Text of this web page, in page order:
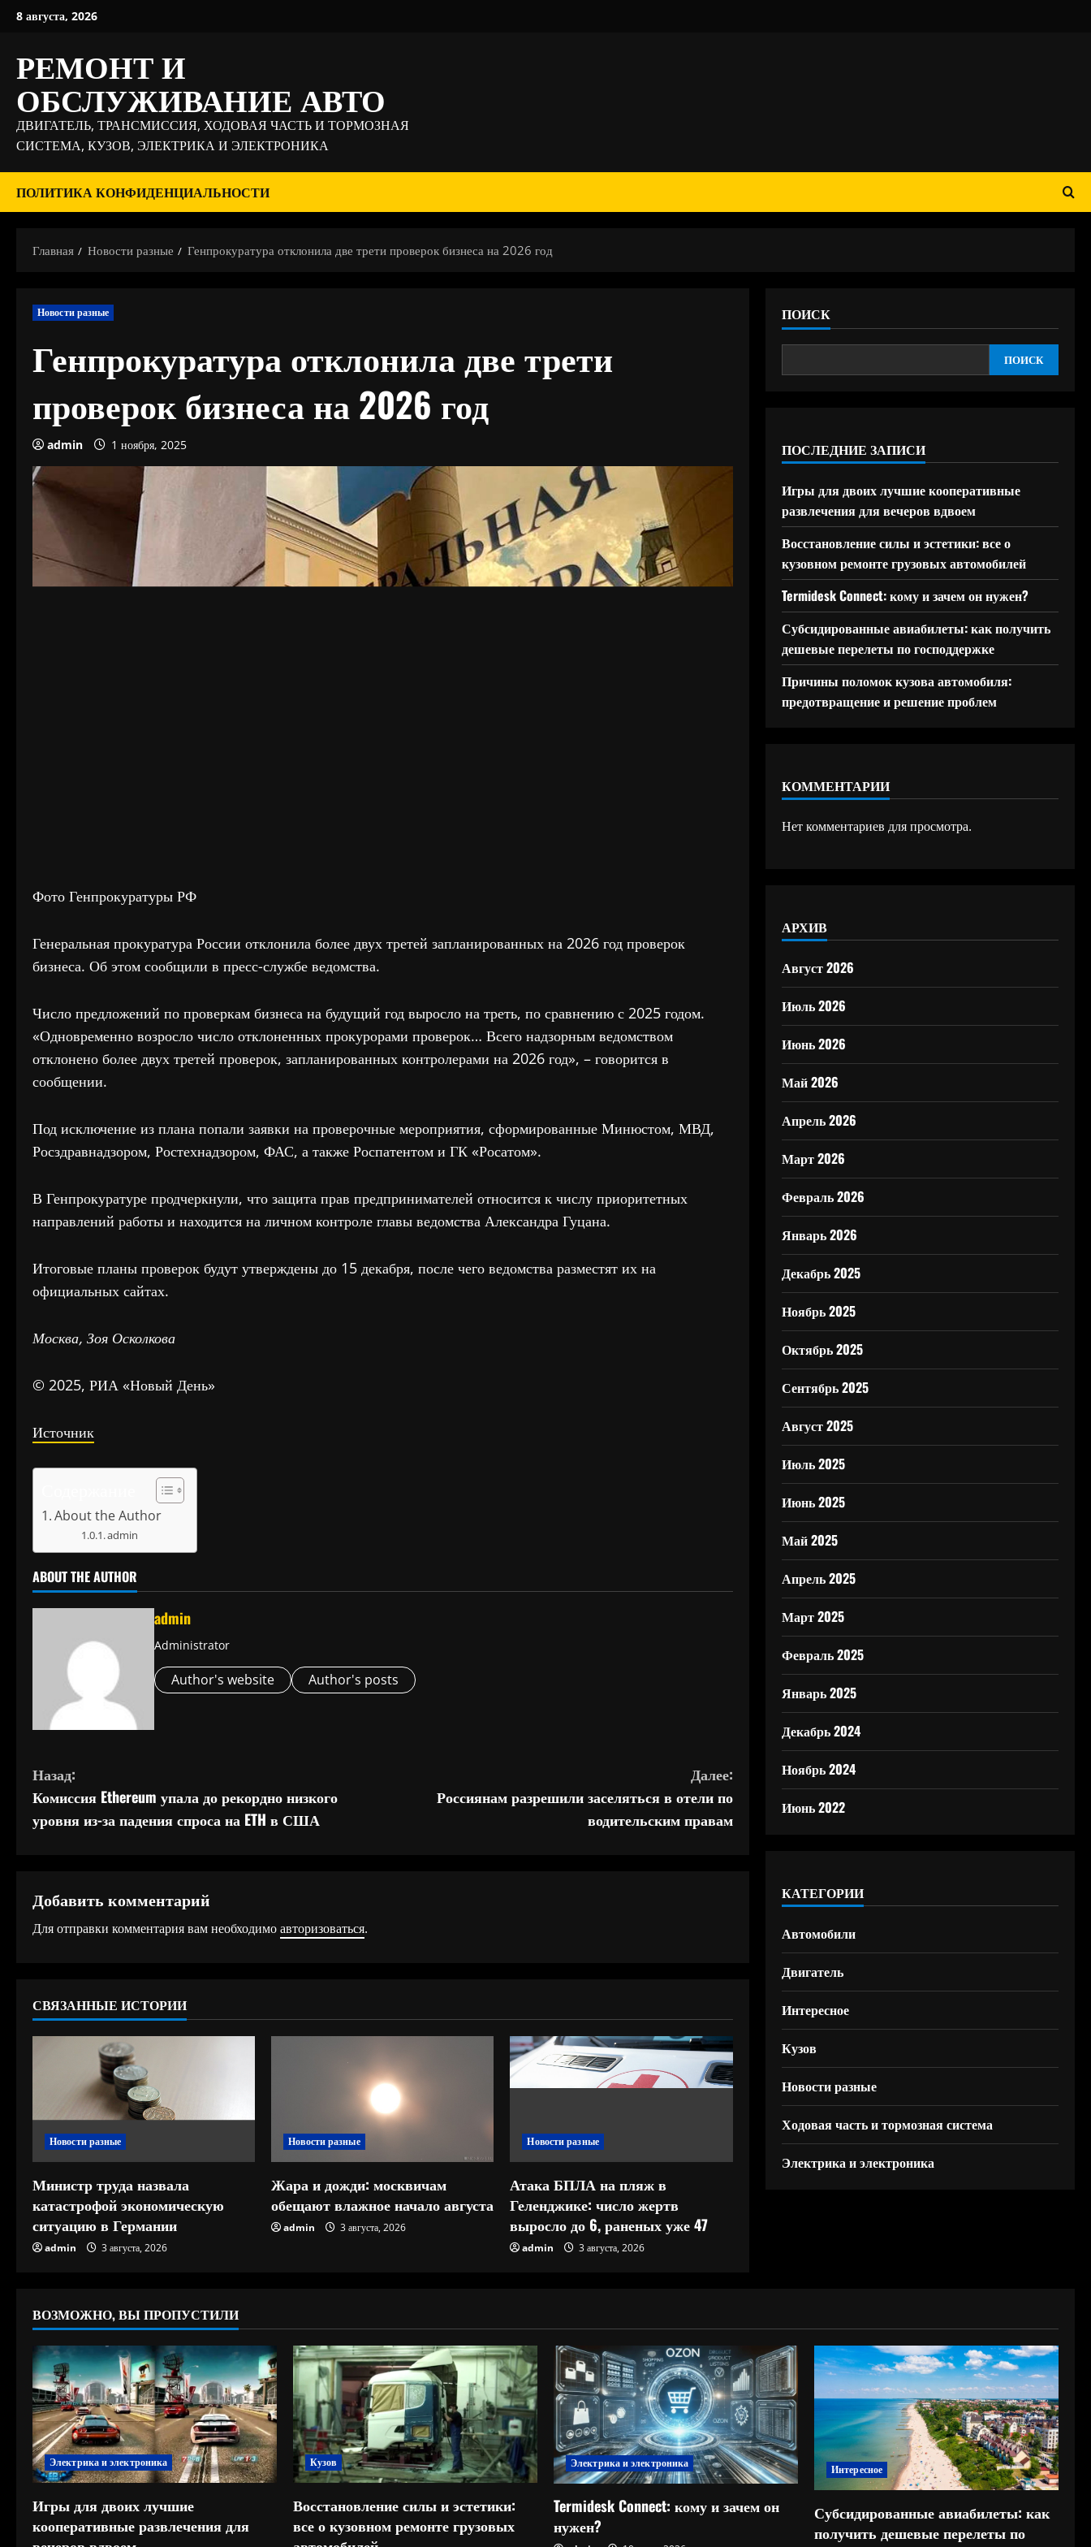
Перейти
8 августа, 2026
РЕМОНТ И
ОБСЛУЖИВАНИЕ АВТО
ДВИГАТЕЛЬ, ТРАНСМИССИЯ, ХОДОВАЯ ЧАСТЬ И ТОРМОЗНАЯ
СИСТЕМА, КУЗОВ, ЭЛЕКТРИКА И ЭЛЕКТРОНИКА
ПОЛИТИКА КОНФИДЕНЦИАЛЬНОСТИ
Главная Новости разные Генпрокуратура отклонила две трети проверок бизнеса на 2026 год
Новости разные
Генпрокуратура отклонила две трети
проверок бизнеса на 2026 год
admin 1 ноября, 2025
Фото Генпрокуратуры РФ
Генеральная прокуратура России отклонила более двух третей запланированных на 2026 год проверок
бизнеса. Об этом сообщили в пресс-службе ведомства.
Число предложений по проверкам бизнеса на будущий год выросло на треть, по сравнению с 2025 годом.
«Одновременно возросло число отклоненных прокурорами проверок… Всего надзорным ведомством
отклонено более двух третей проверок, запланированных контролерами на 2026 год», – говорится в
сообщении.
Под исключение из плана попали заявки на проверочные мероприятия, сформированные Минюстом, МВД,
Росздравнадзором, Ростехнадзором, ФАС, а также Роспатентом и ГК «Росатом».
В Генпрокуратуре продчеркнули, что защита прав предпринимателей относится к числу приоритетных
направлений работы и находится на личном контроле главы ведомства Александра Гуцана.
Итоговые планы проверок будут утверждены до 15 декабря, после чего ведомства разместят их на
официальных сайтах.
Москва, Зоя Осколкова
© 2025, РИА «Новый День»
Источник
About the Author
admin
ABOUT THE AUTHOR
admin
Administrator
Author's website Author's posts
П
р
о
и
ч
т
е
н
и
Назад:
Комиссия Ethereum упала до рекордно низкого
уровня из-за падения спроса на ETH в США
Далее:
Россиянам разрешили заселяться в отели по
водительским правам
Добавить комментарий
Для отправки комментария вам необходимоавторизоваться.
СВЯЗАННЫЕ ИСТОРИИ
Новости разные
Министр труда назвала
катастрофой экономическую
ситуацию в Германии
admin 3 августа, 2026
Новости разные
Жара и дожди: москвичам
обещают влажное начало августа
admin 3 августа, 2026
Новости разные
Атака БПЛА на пляж в
Геленджике: число жертв
выросло до 6, раненых уже 47
admin 3 августа, 2026
ПОИСК
ПОИСК
ПОСЛЕДНИЕ ЗАПИСИ
Игры для двоих лучшие кооперативные
развлечения для вечеров вдвоем
Восстановление силы и эстетики: все о
кузовном ремонте грузовых автомобилей
Termidesk Connect: кому и зачем он нужен?
Субсидированные авиабилеты: как получить
дешевые перелеты по господдержке
Причины поломок кузова автомобиля:
предотвращение и решение проблем
КОММЕНТАРИИ
Нет комментариев для просмотра.
АРХИВ
Август 2026
Июль 2026
Июнь 2026
Май 2026
Апрель 2026
Март 2026
Февраль 2026
Январь 2026
Декабрь 2025
Ноябрь 2025
Октябрь 2025
Сентябрь 2025
Август 2025
Июль 2025
Июнь 2025
Май 2025
Апрель 2025
Март 2025
Февраль 2025
Январь 2025
Декабрь 2024
Ноябрь 2024
Июнь 2022
КАТЕГОРИИ
Автомобили
Двигатель
Интересное
Кузов
Новости разные
Ходовая часть и тормозная система
Электрика и электроника
ВОЗМОЖНО, ВЫ ПРОПУСТИЛИ
Электрика и электроника
Игры для двоих лучшие
кооперативные развлечения для
Кузов
Восстановление силы и эстетики:
все о кузовном ремонте грузовых
Электрика и электроника
Termidesk Connect: кому и зачем он
нужен?
Интересное
Субсидированные авиабилеты: как
получить дешевые перелеты по